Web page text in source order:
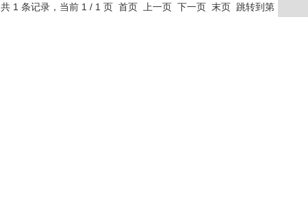
共 1 条记录，当前 1 / 1 页 首页 上一页 下一页 末页 跳转到第